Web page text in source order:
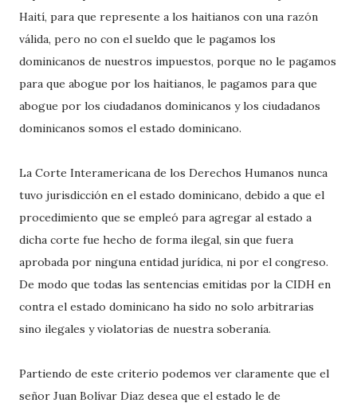
Haití, para que represente a los haitianos con una razón
válida, pero no con el sueldo que le pagamos los
dominicanos de nuestros impuestos, porque no le pagamos
para que abogue por los haitianos, le pagamos para que
abogue por los ciudadanos dominicanos y los ciudadanos
dominicanos somos el estado dominicano.
La Corte Interamericana de los Derechos Humanos nunca
tuvo jurisdicción en el estado dominicano, debido a que el
procedimiento que se empleó para agregar al estado a
dicha corte fue hecho de forma ilegal, sin que fuera
aprobada por ninguna entidad jurídica, ni por el congreso.
De modo que todas las sentencias emitidas por la CIDH en
contra el estado dominicano ha sido no solo arbitrarias
sino ilegales y violatorias de nuestra soberanía.
Partiendo de este criterio podemos ver claramente que el
señor Juan Bolívar Diaz desea que el estado le de